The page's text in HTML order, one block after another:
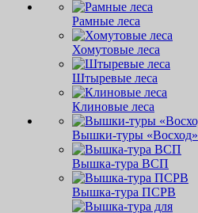
Рамные леса
Хомутовые леса
Штыревые леса
Клиновые леса
Вышки-туры «Восход»
Вышка-тура ВСП
Вышка-тура ПСРВ